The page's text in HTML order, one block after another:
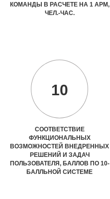
КОМАНДЫ В РАСЧЕТЕ НА 1 АРМ,
ЧЕЛ.-ЧАС.
10
СООТВЕТСТВИЕ
ФУНКЦИОНАЛЬНЫХ
ВОЗМОЖНОСТЕЙ ВНЕДРЕННЫХ
РЕШЕНИЙ И ЗАДАЧ
ПОЛЬЗОВАТЕЛЯ, БАЛЛОВ ПО 10-
БАЛЛЬНОЙ СИСТЕМЕ